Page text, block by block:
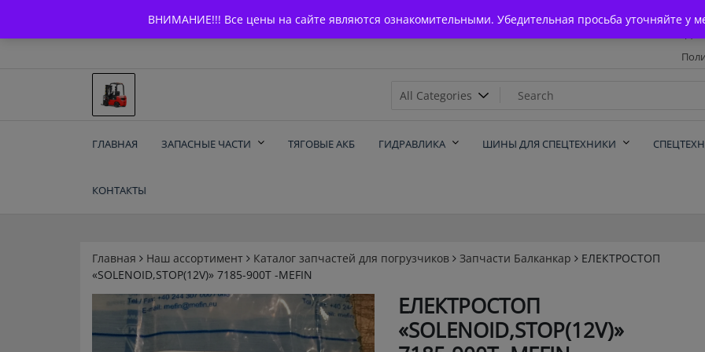
ВНИМАНИЕ!!! Все цены на сайте являются ознакомительными. Убедительная просьба уточняйте у
content
Запчасти для вилочых
ГЛАВНАЯ ЗАПАСНЫЕ ЧАСТИ ТЯГОВЫЕ АКБ ГИДРАВЛИКА ШИНЫ ДЛЯ СПЕЦТЕХНИКИ
КОНТАКТЫ
Главная Наш ассортимент Каталог запчастей для погрузчиков Запчасти Балканкар
ЕЛЕКТРОСТОП
«SOLENOID,STOP(12V)» 7185-900T -MEFIN
ЕЛЕКТРОСТОП
«SOLENOID,STOP(12V)»